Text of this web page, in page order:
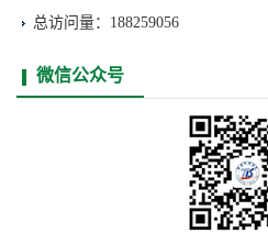
总访问量：188259056
微信公众号